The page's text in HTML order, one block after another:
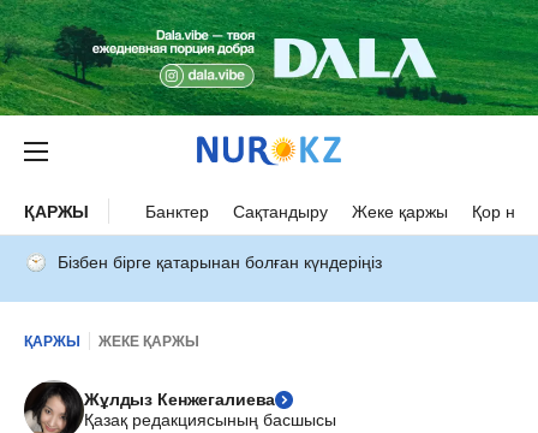
ҚАРЖЫ Банктер Сақтандыру Жеке қаржы Қор
Бізбен бірге қатарынан болған күндеріңіз
ҚАРЖЫ ЖЕКЕ ҚАРЖЫ
Жұлдыз Кенжегалиева
Қазақ редакциясының басшысы